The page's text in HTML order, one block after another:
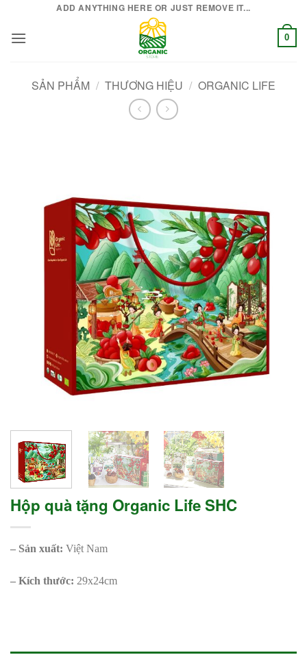
nội
ADD ANYTHING HERE OR JUST REMOVE IT...
0
SẢN PHẨM / THƯƠNG HIỆU / ORGANIC LIFE
Hộp quà tặng Organic Life SHC
– Sản xuất: Việt Nam
– Kích thước: 29x24cm